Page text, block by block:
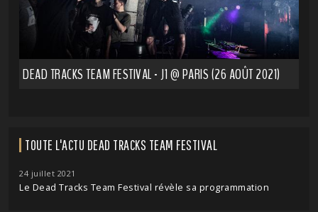
DEAD TRACKS TEAM FESTIVAL - J1 @ PARIS (26 AOÛT 2021)
TOUTE L'ACTU DEAD TRACKS TEAM FESTIVAL
24 juillet 2021
Le Dead Tracks Team Festival révèle sa programmation